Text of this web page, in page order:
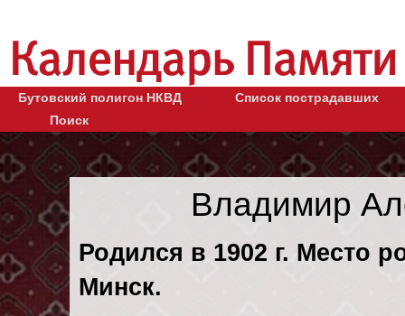
Бутовский полигон НКВД
Список пострадавших
Поиск
Владимир
Родился в 1902 г. Место
Минск.